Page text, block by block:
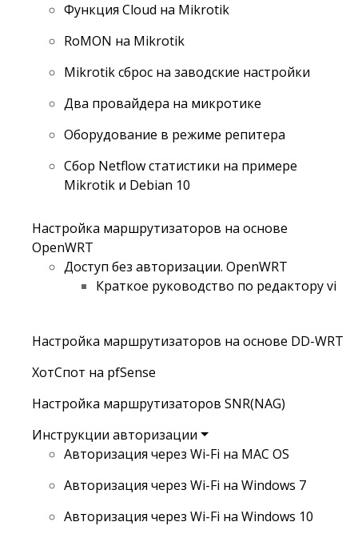
Функция Cloud на Mikrotik
RoMON на Mikrotik
Mikrotik сброс на заводские настройки
Два провайдера на микротике
Оборудование в режиме репитера
Сбор Netflow статистики на примере
Mikrotik и Debian 10
Настройка маршрутизаторов на основе
OpenWRT
Доступ без авторизации. OpenWRT
Краткое руководство по редактору vi
Настройка маршрутизаторов на основе DD-WRT
ХотСпот на pfSense
Настройка маршрутизаторов SNR(NAG)
Инструкции авторизации
Авторизация через Wi-Fi на MAC OS
Авторизация через Wi-Fi на Windows 7
Авторизация через Wi-Fi на Windows 10